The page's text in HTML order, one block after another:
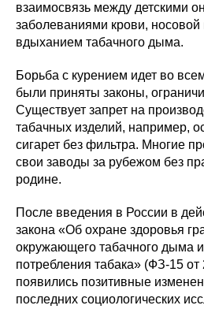
взаимосвязь между детскими
заболеваниями крови,
вдыханием табачного дыма.
Борьба с курением идет во
были приняты законы,
Существует запрет на
табачных изделий, например,
сигарет без фильтра. Многие
свои заводы за рубежом без
родине.
После введения в России в
закона «Об охране здоровья
окружающего табачного дыма
потребления табака» (ФЗ-15 от
появились позитивные
последних социологических